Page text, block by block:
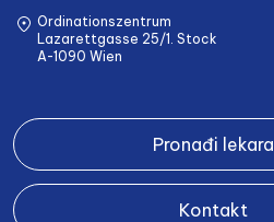
Ordinationszentrum
Lazarettgasse 25/1. Stock
A-1090 Wien
Pronađi lekara
Kontakt